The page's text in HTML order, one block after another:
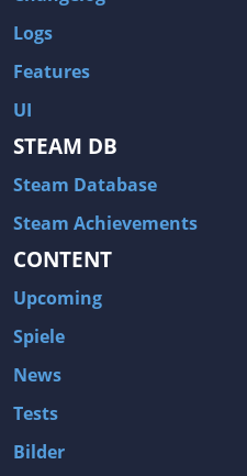
Logs
Features
UI
STEAM DB
Steam Database
Steam Achievements
CONTENT
Upcoming
Spiele
News
Tests
Bilder